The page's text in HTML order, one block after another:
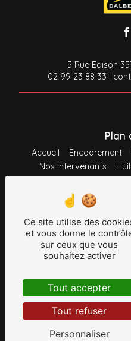
5 Rue Edison
02 99 23 88 33 |
Plan
Accueil Encadrement
Nos intervenants
Loisirs créatifs
Support
Système
Nos
fournitures de bureau
crayon
Vistalid- 2026 - Tous
Ce site utilise des
et vous donne le
sur ceux que vous
souhaitez activer
Tout accepter
Tout refuser
Personnaliser